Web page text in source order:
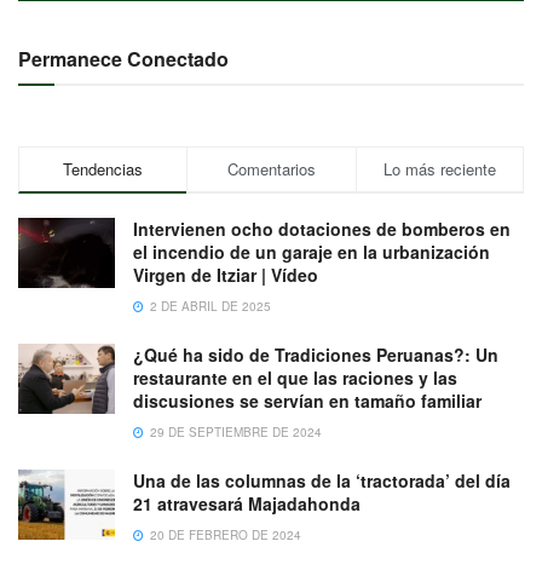
Permanece Conectado
Tendencias Comentarios Lo más reciente
Intervienen ocho dotaciones de bomberos en
el incendio de un garaje en la urbanización
Virgen de Itziar | Vídeo
2 DE ABRIL DE 2025
¿Qué ha sido de Tradiciones Peruanas?: Un
restaurante en el que las raciones y las
discusiones se servían en tamaño familiar
29 DE SEPTIEMBRE DE 2024
Una de las columnas de la ‘tractorada’ del día
21 atravesará Majadahonda
20 DE FEBRERO DE 2024